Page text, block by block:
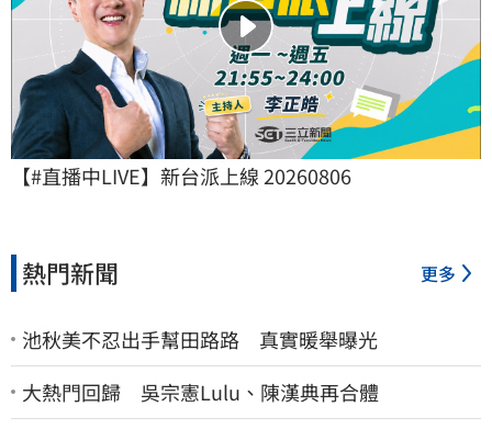
【#直播中LIVE】新台派上線 20260806
熱門新聞 更多
池秋美不忍出手幫田路路 真實暖舉曝光
大熱門回歸 吳宗憲Lulu、陳漢典再合體